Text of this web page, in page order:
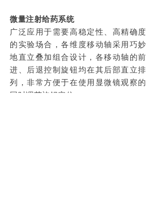
微量注射给药系统
广泛应用于需要高稳定性、高精确度
的实验场合，各维度移动轴采用巧妙
地直立叠加组合设计，各移动轴的前
进、后退控制旋钮均在其后部直立排
列，非常方便于在使用显微镜观察的
同时调节旋钮定位。